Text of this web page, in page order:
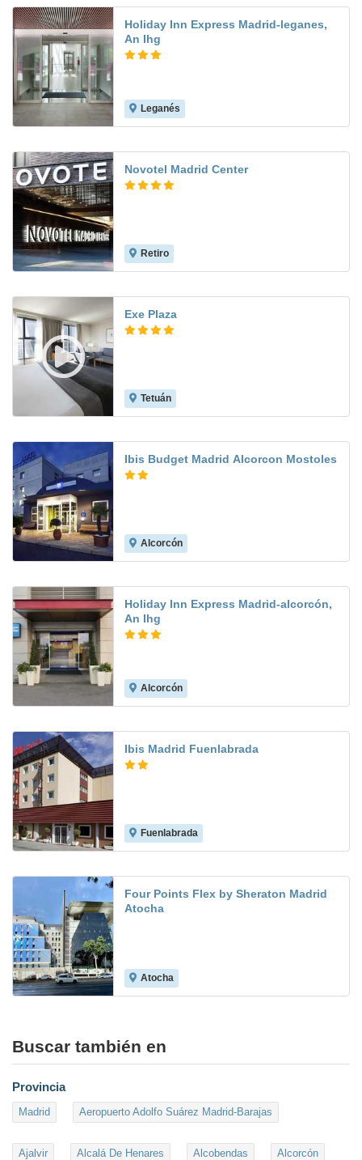
Holiday Inn Express Madrid-leganes,
An Ihg
Leganés
Novotel Madrid Center
Retiro
Exe Plaza
Tetuán
Ibis Budget Madrid Alcorcon Mostoles
Alcorcón
Holiday Inn Express Madrid-alcorcón,
An Ihg
Alcorcón
Ibis Madrid Fuenlabrada
Fuenlabrada
Four Points Flex by Sheraton Madrid
Atocha
Atocha
Buscar también en
Provincia
Madrid Aeropuerto Adolfo Suárez Madrid-Barajas
Ajalvir Alcalá De Henares Alcobendas Alcorcón